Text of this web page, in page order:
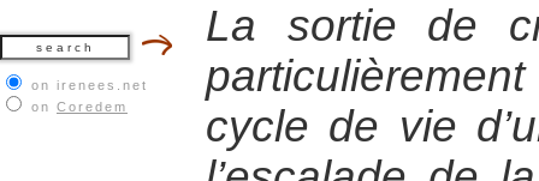
on irenees.net
on Coredem
La sortie de
cycle de vie